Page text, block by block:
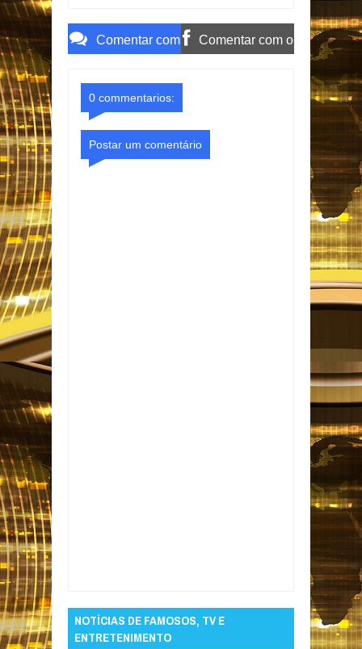
irregular de R$ 546
mil
Comentar com Comentar com o
0 commentarios:
Postar um comentário
NOTÍCIAS DE FAMOSOS, TV E
ENTRETENIMENTO